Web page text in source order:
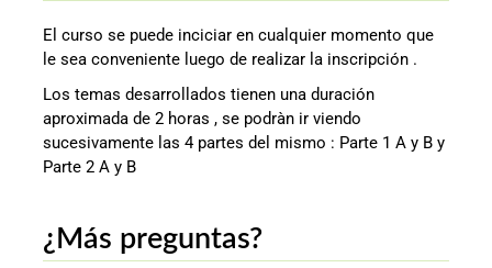
El curso se puede inciciar en cualquier momento que
le sea conveniente luego de realizar la inscripción .
Los temas desarrollados tienen una duración
aproximada de 2 horas , se podràn ir viendo
sucesivamente las 4 partes del mismo : Parte 1 A y B y
Parte 2 A y B
¿Más preguntas?